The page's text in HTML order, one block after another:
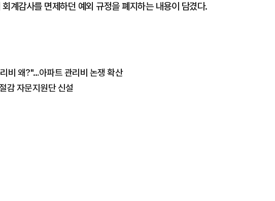
계감사를 면제하던 예외 규정을 폐지하는 내용이 담겼다.
비 왜?"…아파트 관리비 논쟁 확산
감 자문지원단 신설